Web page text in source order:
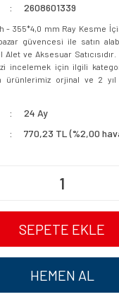
2608601339
- 355*4,0 mm Ray Kesme
güvencesi ile satın
ve Aksesuar
incelemek için ilgili
ürünlerimiz orjinal ve 2
24 Ay
770,23 TL (%2,00
SEPETE EKLE
HEMEN AL